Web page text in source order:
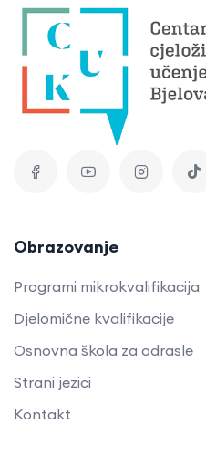
Obrazovanje
Programi mikrokvalifikacija
Djelomične kvalifikacije
Osnovna škola za odrasle
Strani jezici
Kontakt